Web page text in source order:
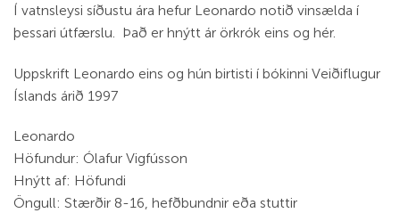
Í vatnsleysi síðustu ára hefur Leonardo notið vinsælda í
þessari útfærslu. Það er hnýtt ár örkrók eins og hér.
Uppskrift Leonardo eins og hún birtisti í bókinni Veiðiflugur
Íslands árið 1997
Leonardo
Höfundur: Ólafur Vigfússon
Hnýtt af: Höfundi
Öngull: Stærðir 8-16, hefðbundnir eða stuttir